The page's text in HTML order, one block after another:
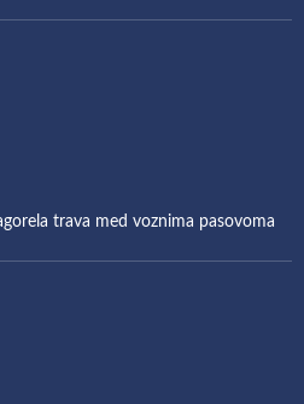
trava med voznima pasovoma